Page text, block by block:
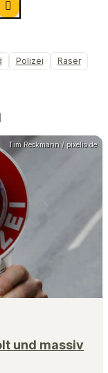
Polizei Raser
Tim Reckmann / pixelio.de
und massiv